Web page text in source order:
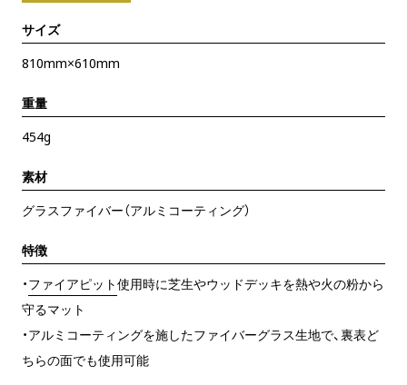
サイズ
810mm×610mm
重量
454g
素材
グラスファイバー（アルミコーティング）
特徴
・ファイアピット使用時に芝生やウッドデッキを熱や火の粉から
守るマット
・アルミコーティングを施したファイバーグラス生地で、裏表ど
ちらの面でも使用可能